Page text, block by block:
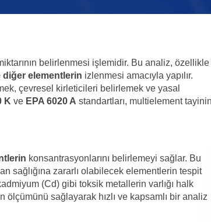
belirlenmesi işlemidir. Bu analiz, özellikle
diğer elementlerin izlenmesi amacıyla yapılır.
çevresel kirleticileri belirlemek ve yasal
K ve EPA 6020 A standartları, multielement
konsantrasyonlarını belirlemeyi sağlar. Bu
sağlığına zararlı olabilecek elementlerin tespit
(Cd) gibi toksik metallerin varlığı halk
ölçümünü sağlayarak hızlı ve kapsamlı bir analiz